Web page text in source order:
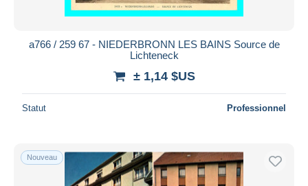
a766 / 259 67 - NIEDERBRONN LES BAINS Source de
Lichteneck
± 1,14 $US
Statut Professionnel
Nouveau